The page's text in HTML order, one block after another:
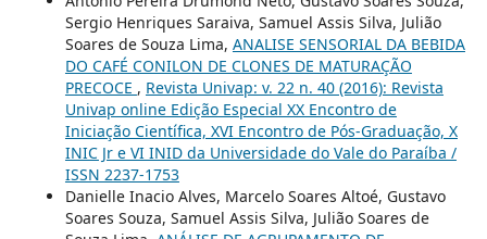
Sergio Henriques Saraiva, Samuel Assis Silva, Julião
Soares de Souza Lima, ANALISE SENSORIAL DA BEBIDA
DO CAFÉ CONILON DE CLONES DE MATURAÇÃO
PRECOCE , Revista Univap: v. 22 n. 40 (2016): Revista
Univap online Edição Especial XX Encontro de
Iniciação Científica, XVI Encontro de Pós-Graduação, X
INIC Jr e VI INID da Universidade do Vale do Paraíba /
ISSN 2237-1753
Danielle Inacio Alves, Marcelo Soares Altoé, Gustavo
Soares Souza, Samuel Assis Silva, Julião Soares de